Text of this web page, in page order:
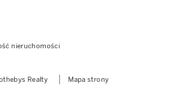
nieruchomości
Realty Mapa strony